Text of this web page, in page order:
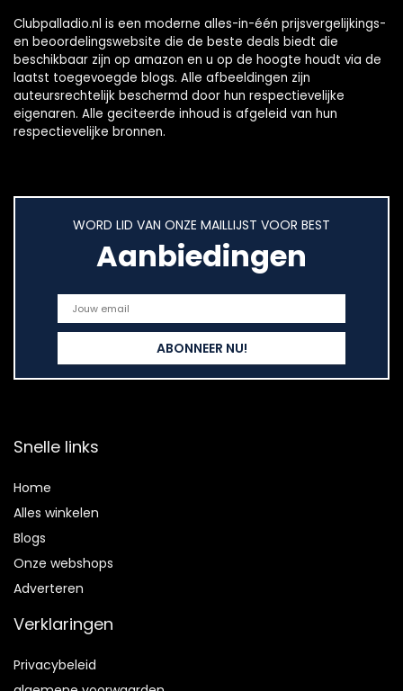
Clubpalladio.nl is een moderne alles-in-één prijsvergelijkings-
en beoordelingswebsite die de beste deals biedt die
beschikbaar zijn op amazon en u op de hoogte houdt via de
laatst toegevoegde blogs. Alle afbeeldingen zijn
auteursrechtelijk beschermd door hun respectievelijke
eigenaren. Alle geciteerde inhoud is afgeleid van hun
respectievelijke bronnen.
WORD LID VAN ONZE MAILLIJST VOOR BEST
Aanbiedingen
Snelle links
Home
Alles winkelen
Blogs
Onze webshops
Adverteren
Verklaringen
Privacybeleid